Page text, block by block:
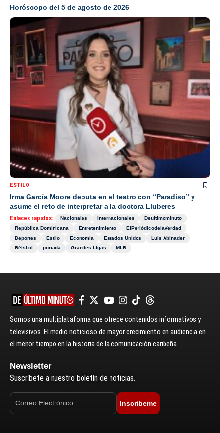
Horóscopo del 5 de agosto de 2026
ESTILO
Irma García Moore debuta en el teatro con “Paradiso” y
asume el reto de interpretar a la doctora Lluberes
Enlaces rápidos: Nacionales Internacionales
Deultimominuto
República Dominicana
Entretenimiento
ElPeriódicodelaVerdad
Deportes
Estilo Economía Estados Unidos
Luis Abinader
Béisbol
portada Grandes Ligas MLB
Somos una multiplataforma que ofrece contenidos informativos y
televisivos. El medio noticioso de mayor crecimiento en audiencia en
el menor tiempo en la historia de la comunicación caribeña.
Newsletter
Suscríbete a nuestro boletín de noticias.
Inscríbeme